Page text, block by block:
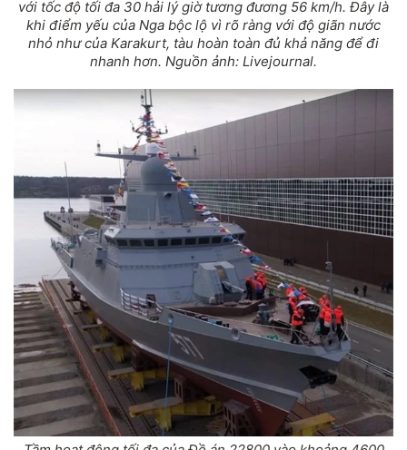
với tốc độ tối đa 30 hải lý giờ tương đương 56 km/h. Đây là
khi điểm yếu của Nga bộc lộ vì rõ ràng với độ giãn nước
nhỏ như của Karakurt, tàu hoàn toàn đủ khả năng để đi
nhanh hơn. Nguồn ảnh: Livejournal.